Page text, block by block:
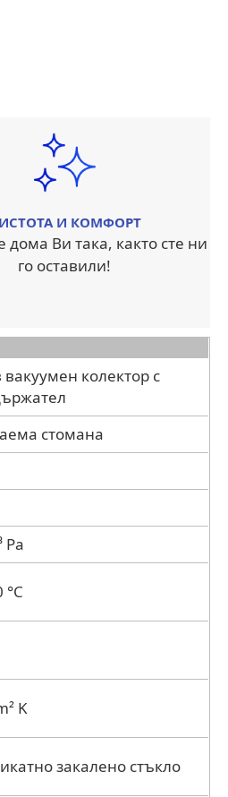
И КОМФОРТ
дома Ви така, както сте ни
го оставили!
колектор с
стомана
Pa
°C
K
закалено стъкло